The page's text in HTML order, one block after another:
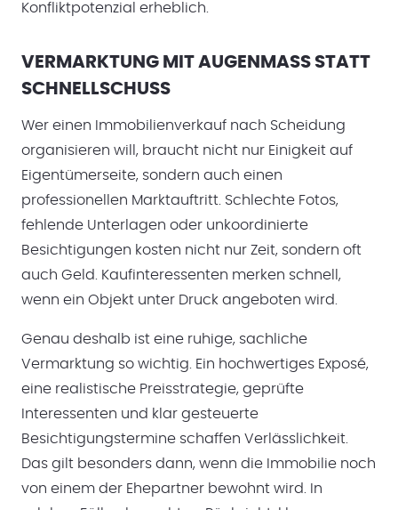
Konfliktpotenzial erheblich.
VERMARKTUNG MIT AUGENMASS STATT S
CHNELLSCHUSS
Wer einen Immobilienverkauf nach Scheidung
organisieren will, braucht nicht nur Einigkeit auf
Eigentümerseite, sondern auch einen
professionellen Marktauftritt. Schlechte Fotos,
fehlende Unterlagen oder unkoordinierte
Besichtigungen kosten nicht nur Zeit, sondern oft
auch Geld. Kaufinteressenten merken schnell,
wenn ein Objekt unter Druck angeboten wird.
Genau deshalb ist eine ruhige, sachliche
Vermarktung so wichtig. Ein hochwertiges Exposé,
eine realistische Preisstrategie, geprüfte
Interessenten und klar gesteuerte
Besichtigungstermine schaffen Verlässlichkeit.
Das gilt besonders dann, wenn die Immobilie noch
von einem der Ehepartner bewohnt wird. In